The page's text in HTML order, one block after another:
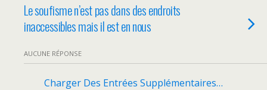
Le soufisme n’est pas dans des endroits
inaccessibles mais il est en nous
AUCUNE RÉPONSE
Charger Des Entrées Supplémentaires…